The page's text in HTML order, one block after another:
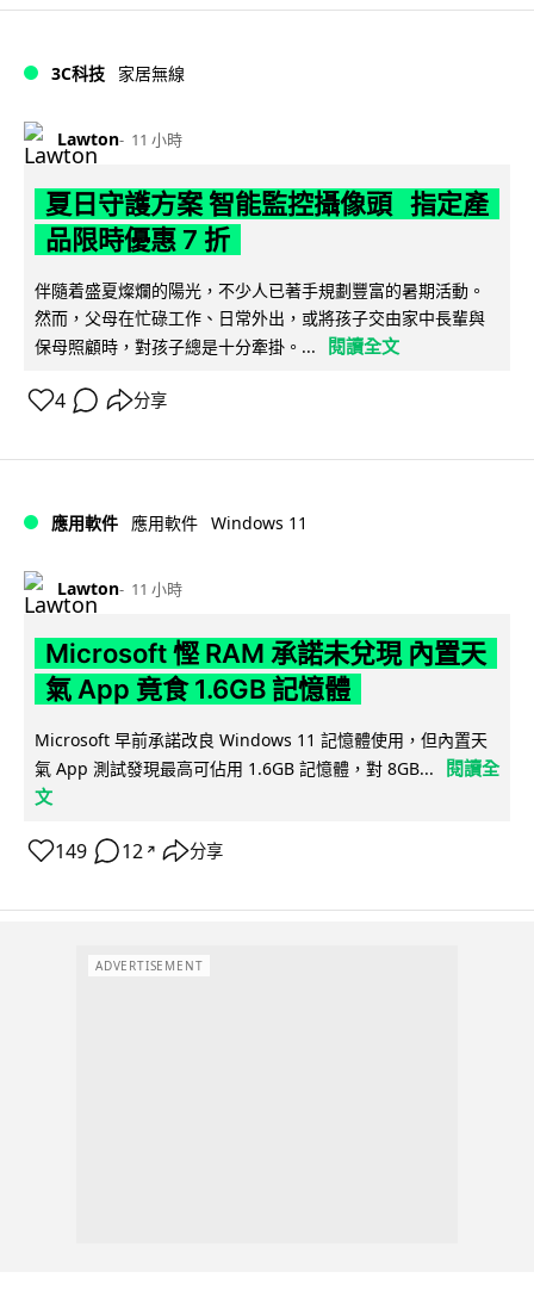
3C科技 家居無線
Lawton 11 小時
夏日守護方案 智能監控攝像頭 指定產
品限時優惠 7 折
伴隨着盛夏燦爛的陽光，不少人已著手規劃豐富的暑期活動。
然而，父母在忙碌工作、日常外出，或將孩子交由家中長輩與
保母照顧時，對孩子總是十分牽掛。...
閱讀全文
4 分享
應用軟件 應用軟件 Windows 11
Lawton 11 小時
Microsoft 慳 RAM 承諾未兌現 內置天
氣 App 竟食 1.6GB 記憶體
Microsoft 早前承諾改良 Windows 11 記憶體使用，但內置天
氣 App 測試發現最高可佔用 1.6GB 記憶體，對 8GB...
閱讀全
文
149 12 ↗ 分享
ADVERTISEMENT